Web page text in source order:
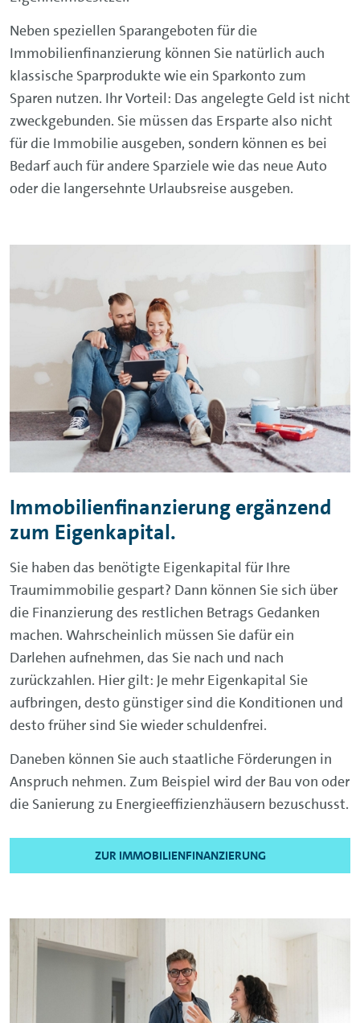
Neben speziellen Sparangeboten für die
Immobilienfinanzierung können Sie natürlich auch
klassische Sparprodukte wie ein Sparkonto zum
Sparen nutzen. Ihr Vorteil: Das angelegte Geld ist nicht
zweckgebunden. Sie müssen das Ersparte also nicht
für die Immobilie ausgeben, sondern können es bei
Bedarf auch für andere Sparziele wie das neue Auto
oder die langersehnte Urlaubsreise ausgeben.
Immobilienfinanzierung ergänzend
zum Eigenkapital.
Sie haben das benötigte Eigenkapital für Ihre
Traumimmobilie gespart? Dann können Sie sich über
die Finanzierung des restlichen Betrags Gedanken
machen. Wahrscheinlich müssen Sie dafür ein
Darlehen aufnehmen, das Sie nach und nach
zurückzahlen. Hier gilt: Je mehr Eigenkapital Sie
aufbringen, desto günstiger sind die Konditionen und
desto früher sind Sie wieder schuldenfrei.
Daneben können Sie auch staatliche Förderungen in
Anspruch nehmen. Zum Beispiel wird der Bau von oder
die Sanierung zu Energieeffizienzhäusern bezuschusst.
ZUR IMMOBILIENFINANZIERUNG